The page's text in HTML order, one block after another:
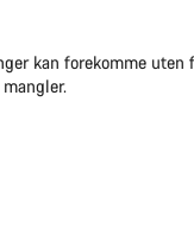
kan forekomme uten